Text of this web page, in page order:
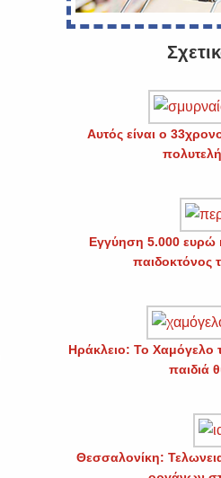
Αυτός είναι ο
Εγγύηση 5.000 ευρώ
παιδοκτόνος
Ηράκλειο: Το Χαμόγελο
παιδιά
Θεσσαλονίκη: